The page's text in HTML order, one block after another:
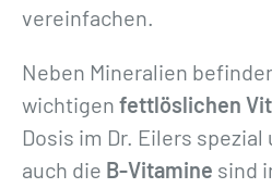
vereinfachen.
Neben Mineralien
wichtigen fettlöslichen
Dosis im Dr. Eilers
auch die B-Vitamine sind